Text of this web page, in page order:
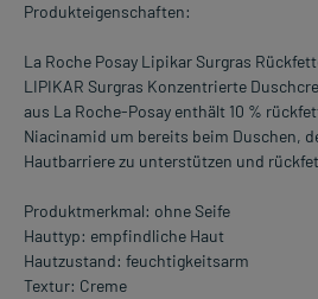
Produkteigenschaften:
La Roche Posay Lipikar Surgras
LIPIKAR Surgras Konzentrierte
aus La Roche-Posay enthält 10 %
Niacinamid um bereits beim Duschen,
Hautbarriere zu unterstützen und
Produktmerkmal: ohne Seife
Hauttyp: empfindliche Haut
Hautzustand: feuchtigkeitsarm
Textur: Creme